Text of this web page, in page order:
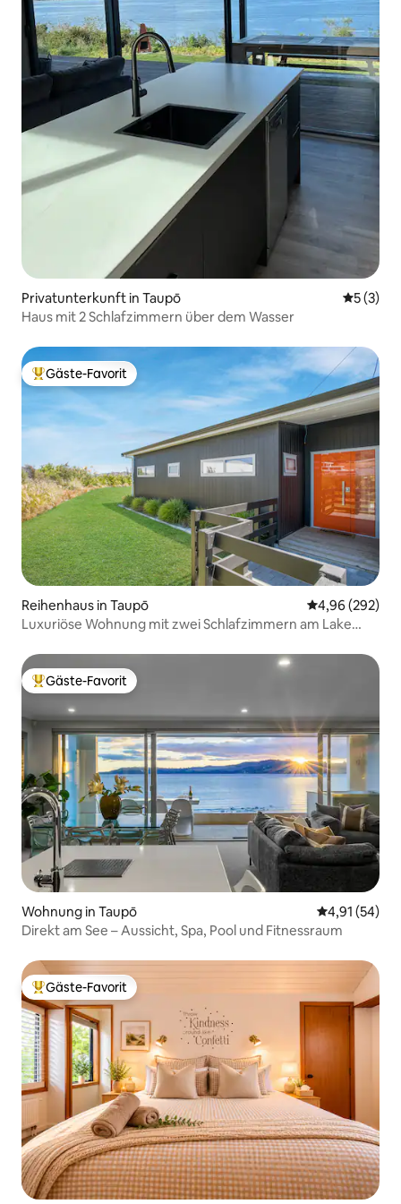
Privatunterkunft in Taupō
5 (3)
Haus mit 2 Schlafzimmern über dem Wasser
Beliebter Gäste-Favorit.
Gäste-Favorit
Reihenhaus in Taupō
4,96 (292)
Luxuriöse Wohnung mit zwei Schlafzimmern am Lake
Beliebter Gäste-Favorit.
Gäste-Favorit
Wohnung in Taupō
4,91 (54)
Direkt am See – Aussicht, Spa, Pool und Fitnessraum
Beliebter Gäste-Favorit.
Gäste-Favorit